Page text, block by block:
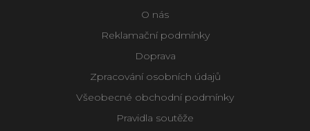
O nás
Reklamační podmínky
Doprava
Zpracování osobních údajů
Všeobecné obchodní podmínky
Pravidla soutěže